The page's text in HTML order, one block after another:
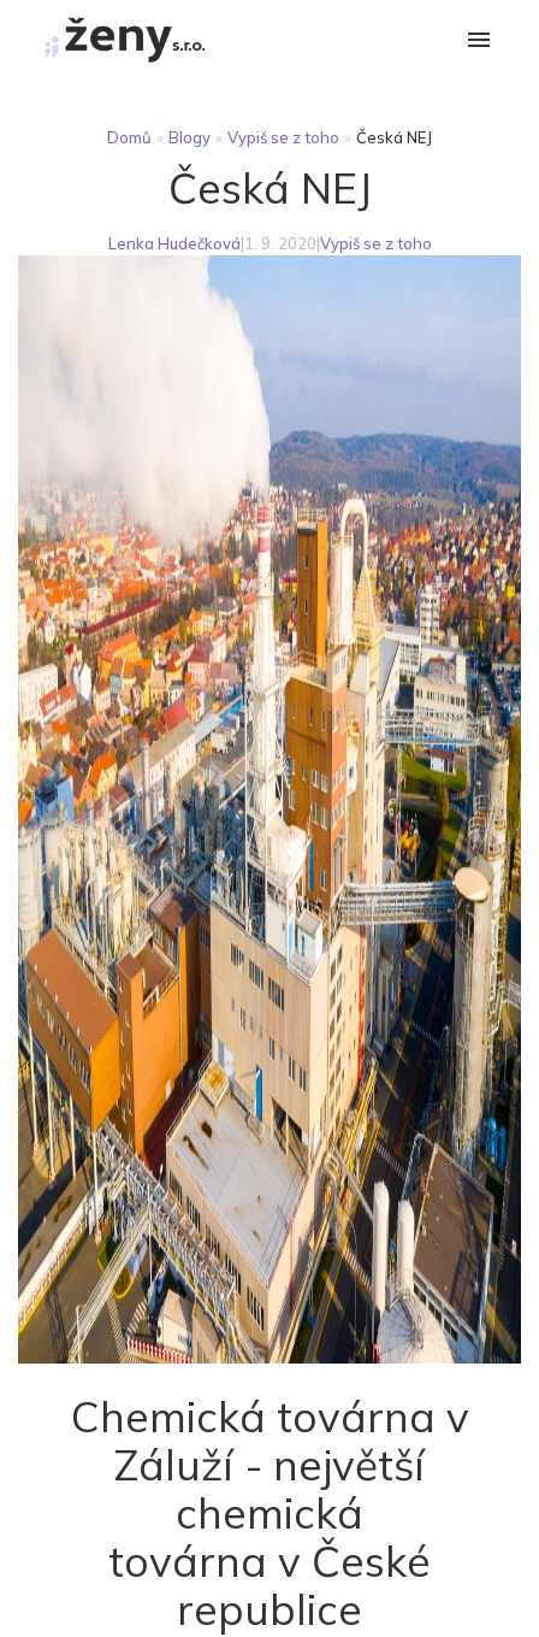
Domů » Blogy » Vypiš se z toho » Česká NEJ
Česká NEJ
Lenka Hudečková|1. 9. 2020|Vypiš se z toho
Chemická továrna v
Záluží - největší
chemická
továrna v České
republice